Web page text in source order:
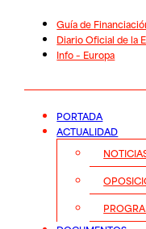
Guía de
Diario Oficial de la
Info – Europa
PORTADA
ACTUALIDAD